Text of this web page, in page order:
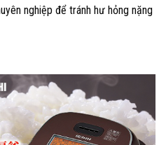
nghiệp để tránh hư hỏng nặng